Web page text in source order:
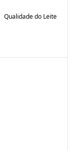
Qualidade do Leite